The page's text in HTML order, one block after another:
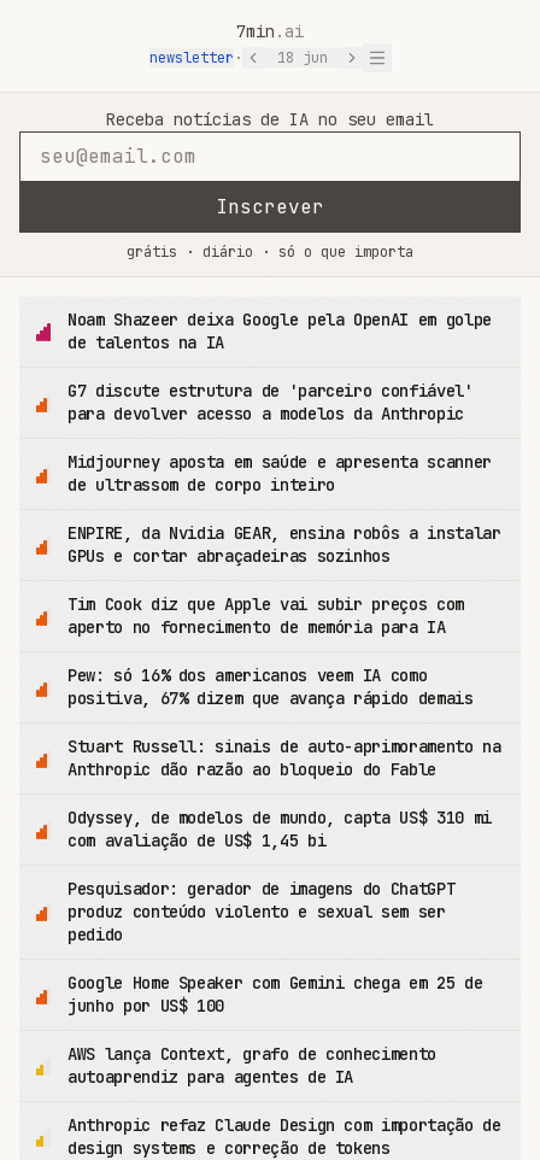
7min .ai
newsletter · 18 jun
7min.ai — Notícias de IA em 7 Minutos
Receba notícias de IA no seu email
Inscrever
grátis · diário · só o que importa
Noam Shazeer deixa Google pela OpenAI em golpe
de talentos na IA
G7 discute estrutura de 'parceiro confiável'
para devolver acesso a modelos da Anthropic
Midjourney aposta em saúde e apresenta scanner
de ultrassom de corpo inteiro
ENPIRE, da Nvidia GEAR, ensina robôs a instalar
GPUs e cortar abraçadeiras sozinhos
Tim Cook diz que Apple vai subir preços com
aperto no fornecimento de memória para IA
Pew: só 16% dos americanos veem IA como
positiva, 67% dizem que avança rápido demais
Stuart Russell: sinais de auto-aprimoramento na
Anthropic dão razão ao bloqueio do Fable
Odyssey, de modelos de mundo, capta US$ 310 mi
com avaliação de US$ 1,45 bi
Pesquisador: gerador de imagens do ChatGPT
produz conteúdo violento e sexual sem ser
pedido
Google Home Speaker com Gemini chega em 25 de
junho por US$ 100
AWS lança Context, grafo de conhecimento
autoaprendiz para agentes de IA
Anthropic refaz Claude Design com importação de
design systems e correção de tokens